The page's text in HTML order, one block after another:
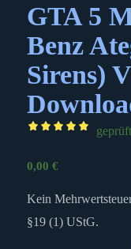
GTA 5
Benz
Sirens)
mit 5.00
0,00 €
Kein
§19 (1) UStG.